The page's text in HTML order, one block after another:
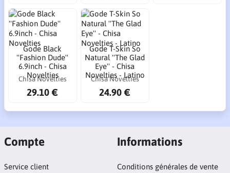
Gode Black
''Fashion Dude''
6.9inch - Chisa
Novelties
Chisa Novelties
29.10 €
Gode T-Skin So
Natural ''The Glad
Eye'' - Chisa
Novelties - Latino
Chisa Novelties
24.90 €
Compte
Service client
Informations
Conditions générales de vente